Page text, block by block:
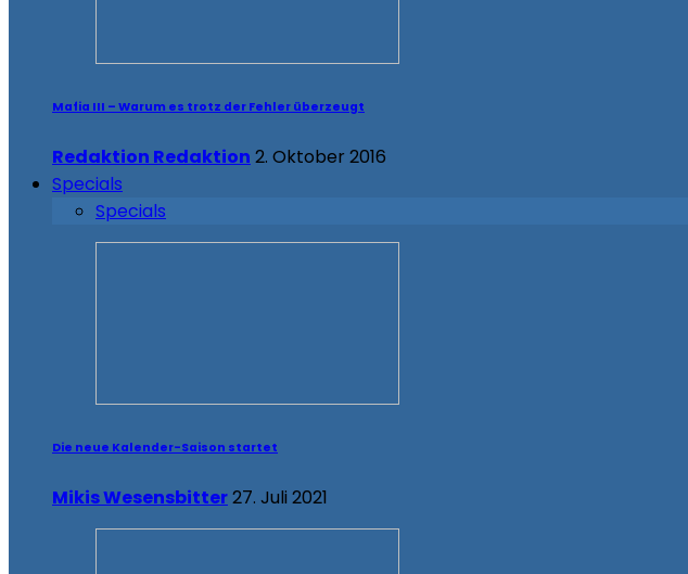
Mafia III – Warum es trotz der Fehler überzeugt
Redaktion Redaktion 2. Oktober 2016
Specials
Specials
Die neue Kalender-Saison startet
Mikis Wesensbitter27. Juli 2021